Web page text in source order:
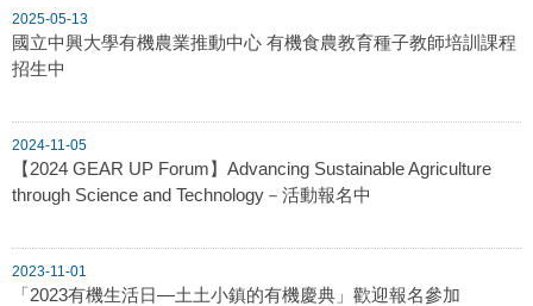
2025-05-13
國立中興大學有機農業推動中心 有機食農教育種子教師培訓課程
招生中
2024-11-05
【2024 GEAR UP Forum】Advancing Sustainable Agriculture
through Science and Technology－活動報名中
2023-11-01
「2023有機生活日—土土小鎮的有機慶典」歡迎報名參加